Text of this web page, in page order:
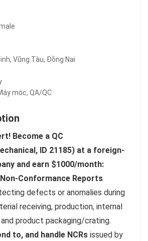
Vũng Tàu, Đồng Nai
móc, QA/QC
Become a QC
ID 21185) at a foreign-
and earn $1000/month:
Conformance Reports
defects or anomalies during
receiving, production, internal
product packaging/crating.
to, and handle NCRs issued by